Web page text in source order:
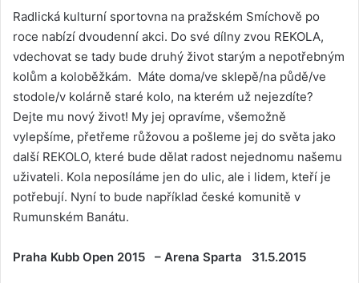
Radlická kulturní sportovna na pražském Smíchově po
roce nabízí dvoudenní akci. Do své dílny zvou REKOLA,
vdechovat se tady bude druhý život starým a nepotřebným
kolům a koloběžkám. Máte doma/ve sklepě/na půdě/ve
stodole/v kolárně staré kolo, na kterém už nejezdíte?
Dejte mu nový život! My jej opravíme, všemožně
vylepšíme, přetřeme růžovou a pošleme jej do světa jako
další REKOLO, které bude dělat radost nejednomu našemu
uživateli. Kola neposíláme jen do ulic, ale i lidem, kteří je
potřebují. Nyní to bude například české komunitě v
Rumunském Banátu.
Praha Kubb Open 2015 – Arena Sparta 31.5.2015